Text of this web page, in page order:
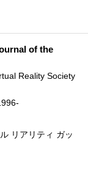
of the
Reality Society
リアリティ ガッ